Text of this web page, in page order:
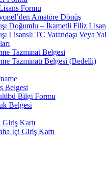
Formu
Amatöre Dönüş
Doğumlu – İkametli Filiz
Lisanslı TC Vatandaşı Veya
Tazminat Belgesi
Tazminatı Belgesi (Bedelli)
Belgesi
Bilgi Formu
Belgesi
Kartı
İçi Giriş Kartı